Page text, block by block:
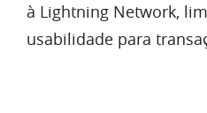
à Lightning Network,
usabilidade para